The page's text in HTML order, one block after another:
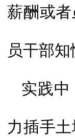
薪酬或
员干部
实践
力插手